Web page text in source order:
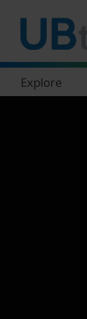
Explore